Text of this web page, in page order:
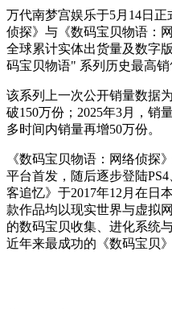
万代南梦宫娱乐于5月14日
侦探》与《数码宝贝物语：
全球累计实体出货量及数字
码宝贝物语" 系列历史最高销
该系列上一次公开销量数据
破150万份；2025年3月，销
多时间内销量再增50万份。
《数码宝贝物语：网络侦探
平台首发，随后逐步登陆
客追忆》于2017年12月在日
款作品均以现实世界与虚拟
的数码宝贝收集、进化系统
近年来最成功的《数码宝贝